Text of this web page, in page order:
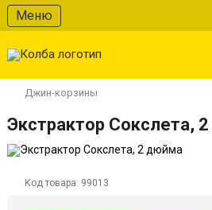
Меню
Джин-корзины
Экстрактор Сокслета,
Код товара: 99013